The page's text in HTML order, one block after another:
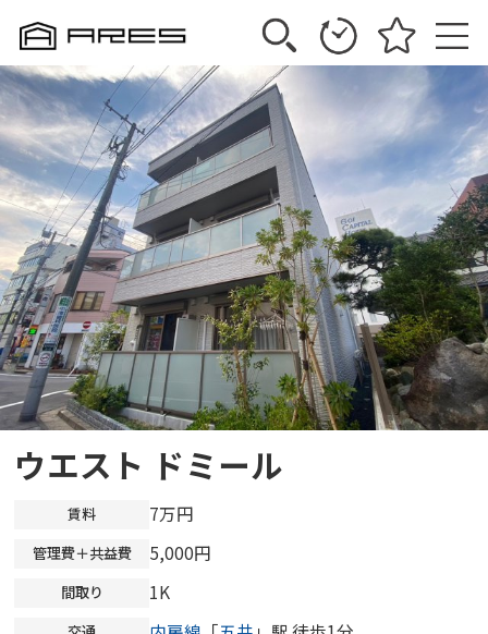
ウエスト ドミール
賃料 7万円
管理費＋共益費 5,000円
間取り 1K